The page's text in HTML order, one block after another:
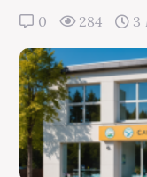
0 284 3